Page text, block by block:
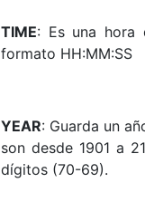
TIME: Es una hora
formato HH:MM:SS
YEAR: Guarda un
son desde 1901 a
dígitos (70-69).